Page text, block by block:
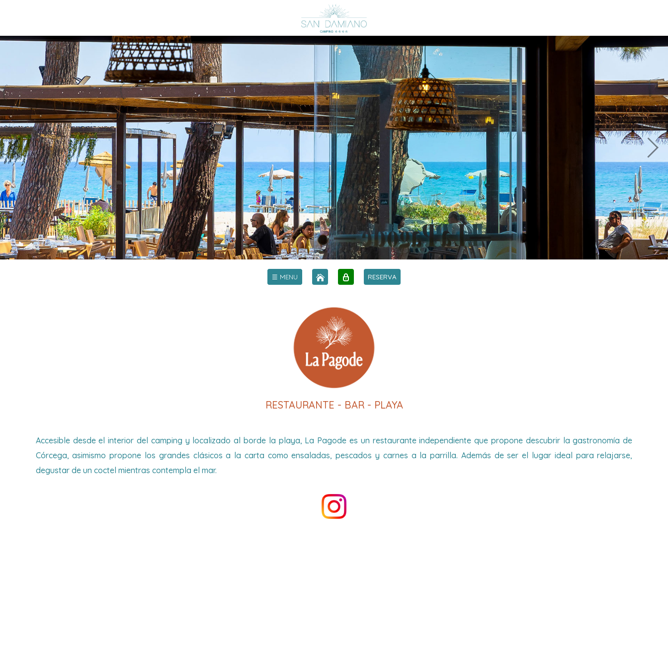
☰ MENU RESERVA
RESTAURANTE - BAR - PLAYA
Accesible desde el interior del camping y localizado al borde la playa, La Pagode es un restaurante independiente que propone descubrir la gastronomía de
Córcega, asimismo propone los grandes clásicos a la carta como ensaladas, pescados y carnes a la parrilla. Además de ser el lugar ideal para relajarse,
degustar de un coctel mientras contempla el mar.